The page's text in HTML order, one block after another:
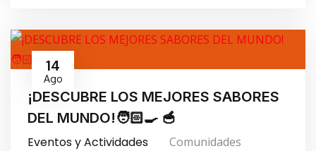
14
Ago
¡DESCUBRE LOS MEJORES SABORES
DEL MUNDO!🧑🏻‍🍳 🥣
Eventos y Actividades Comunidades